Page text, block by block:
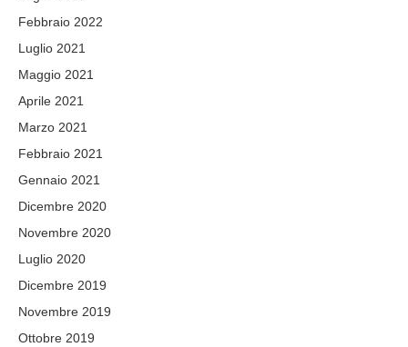
Febbraio 2022
Luglio 2021
Maggio 2021
Aprile 2021
Marzo 2021
Febbraio 2021
Gennaio 2021
Dicembre 2020
Novembre 2020
Luglio 2020
Dicembre 2019
Novembre 2019
Ottobre 2019